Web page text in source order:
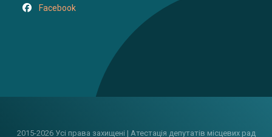
Facebook
2015-2026 Усі права захищені | Атестація депутатів місцевих рад